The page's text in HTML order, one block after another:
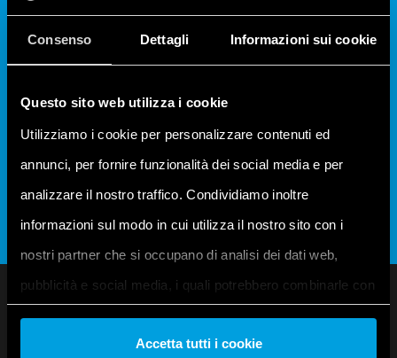
Consenso Dettagli Informazioni sui cookie
Questo sito web utilizza i cookie
Utilizziamo i cookie per personalizzare contenuti ed
annunci, per fornire funzionalità dei social media e per
analizzare il nostro traffico. Condividiamo inoltre
informazioni sul modo in cui utilizza il nostro sito con i
nostri partner che si occupano di analisi dei dati web,
pubblicità e social media, i quali potrebbero combinarle con
altre informazioni che ha fornito loro o che hanno raccolto
dal suo utilizzo dei loro servizi. Acconsenta ai nostri cookie
Accetta tutti i cookie
necesario actualizar el dispositivo dentro de CODESYS.
Haga clic con el botón derecho del ratón sobre el
device…» (Actualizar dispositivo…). En la ventana que
aparecerá, seleccione la versión correcta de Opta, es
decir, la 1.3.0.0.